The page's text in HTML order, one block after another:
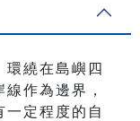
環繞在島嶼四
作為邊界，
一定程度的自